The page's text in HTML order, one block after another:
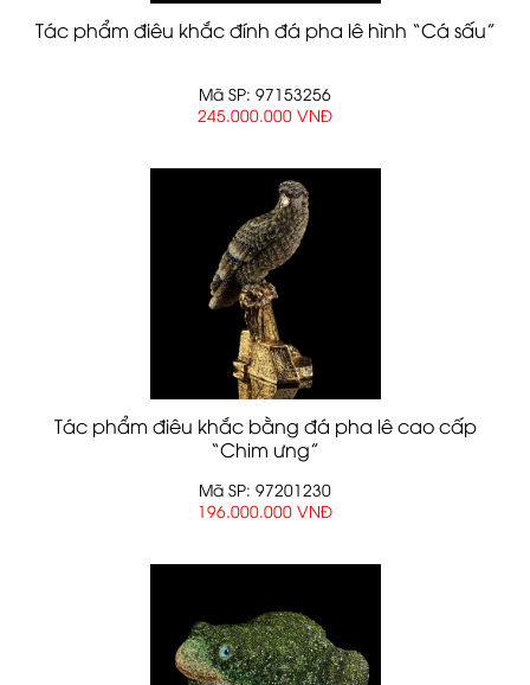
Tác phẩm điêu khắc đính đá pha lê hình “Cá sấu”
Mã SP: 97153256
245.000.000 VNĐ
Tác phẩm điêu khắc bằng đá pha lê cao cấp
“Chim ưng”
Mã SP: 97201230
196.000.000 VNĐ